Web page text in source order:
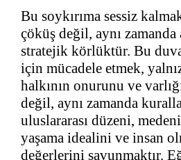
Bu soykırıma sessiz
çöküş değil, aynı
stratejik körlüktür. Bu
için mücadele etmek,
halkının onurunu ve
değil, aynı zamanda
uluslararası düzeni,
yaşama idealini ve insan
değerlerini savunmaktır.